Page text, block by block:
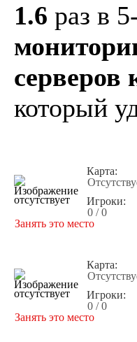
1.6 раз в
серверов
который
Карта:
Игроки:
0 / 0
Занять это место
Карта:
Игроки:
0 / 0
Занять это место